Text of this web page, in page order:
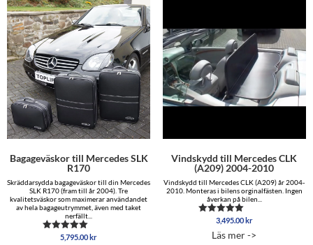
Bagageväskor till Mercedes SLK
R170
Skräddarsydda bagageväskor till din Mercedes
SLK R170 (fram till år 2004). Tre
kvalitetsväskor som maximerar användandet
av hela bagageutrymmet, även med taket
nerfällt...
Betygsatt
5,795.00 kr
Vindskydd till Mercedes CLK
(A209) 2004-2010
Vindskydd till Mercedes CLK (A209) år 2004-
2010. Monteras i bilens orginalfästen. Ingen
åverkan på bilen...
Betygsatt
av 5
3,495.00 kr
Läs mer ->